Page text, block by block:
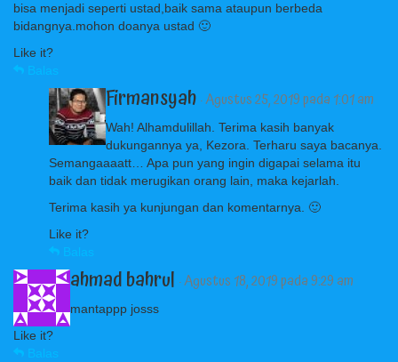
bisa menjadi seperti ustad,baik sama ataupun berbeda
bidangnya.mohon doanya ustad 🙂
Like it?
Balas
Firmansyah· Agustus 25, 2019 pada 1:01 am
Wah! Alhamdulillah. Terima kasih banyak
dukungannya ya, Kezora. Terharu saya bacanya.
Semangaaaatt… Apa pun yang ingin digapai selama itu
baik dan tidak merugikan orang lain, maka kejarlah.
Terima kasih ya kunjungan dan komentarnya. 🙂
Like it?
Balas
ahmad bahrul · Agustus 18, 2019 pada 9:29 am
mantappp josss
Like it?
Balas